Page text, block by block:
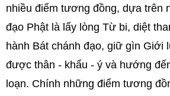
nhiều điểm tương đồng, dựa trên
đạo Phật là lấy lòng Từ bi, diệt
hành Bát chánh đạo, giữ gìn Giới
được thân - khẩu - ý và hướng
loạn. Chính những điểm tương